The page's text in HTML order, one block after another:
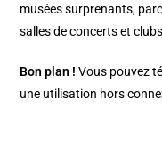
musées surprenants,
salles de concerts et
Bon plan ! Vous pouvez
une utilisation hors